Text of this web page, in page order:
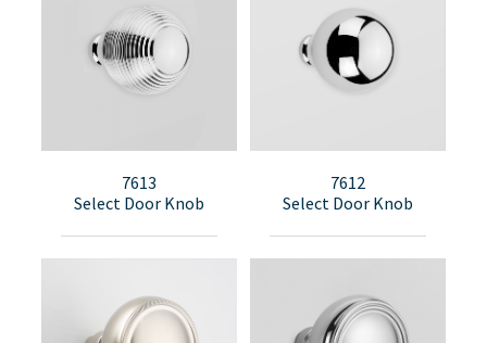
7613
Select Door Knob
7612
Select Door Knob